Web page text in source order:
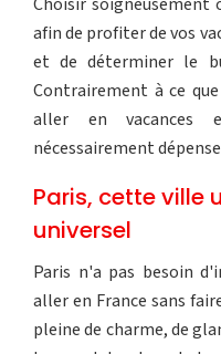
afin de profiter de vos
et de déterminer le
Contrairement à ce
aller en vacances
nécessairement
Paris, cette ville
universel
Paris n'a pas besoin
aller en France sans
pleine de charme, de